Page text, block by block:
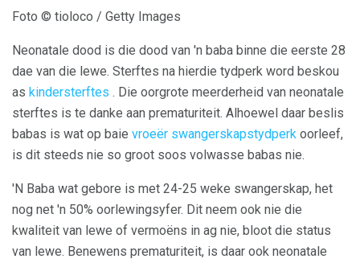
Foto © tioloco / Getty Images
Neonatale dood is die dood van 'n baba binne die eerste 28
dae van die lewe. Sterftes na hierdie tydperk word beskou
as kindersterftes . Die oorgrote meerderheid van neonatale
sterftes is te danke aan prematuriteit. Alhoewel daar beslis
babas is wat op baie vroeër swangerskapstydperk oorleef,
is dit steeds nie so groot soos volwasse babas nie.
'N Baba wat gebore is met 24-25 weke swangerskap, het
nog net 'n 50% oorlewingsyfer. Dit neem ook nie die
kwaliteit van lewe of vermoëns in ag nie, bloot die status
van lewe. Benewens prematuriteit, is daar ook neonatale